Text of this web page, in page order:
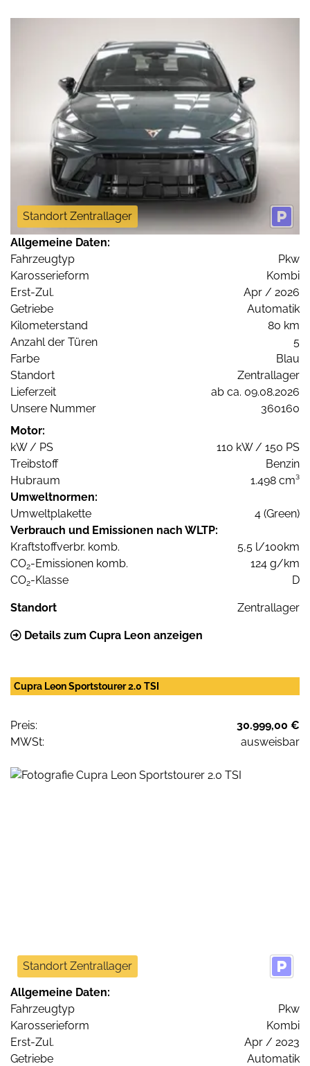
Standort Zentrallager
Allgemeine Daten:
Fahrzeugtyp
Pkw
Karosserieform
Kombi
Erst-Zul.
Apr / 2026
Getriebe
Automatik
Kilometerstand
80 km
Anzahl der Türen
5
Farbe
Blau
Standort
Zentrallager
Lieferzeit
ab ca. 09.08.2026
Unsere Nummer
360160
Motor:
kW / PS
110 kW / 150 PS
Treibstoff
Benzin
Hubraum
1.498 cm³
Umweltnormen:
Umweltplakette
4 (Green)
Verbrauch und Emissionen nach WLTP:
Kraftstoffverbr. komb.
5,5 l/100km
CO2-Emissionen komb.
124 g/km
CO2-Klasse D
Standort Zentrallager
Details zum Cupra Leon anzeigen
Cupra Leon Sportstourer 2.0 TSI
Preis:
30.999,00 €
MWSt:
ausweisbar
Standort Zentrallager
Allgemeine Daten:
Fahrzeugtyp
Pkw
Karosserieform
Kombi
Erst-Zul.
Apr / 2023
Getriebe
Automatik